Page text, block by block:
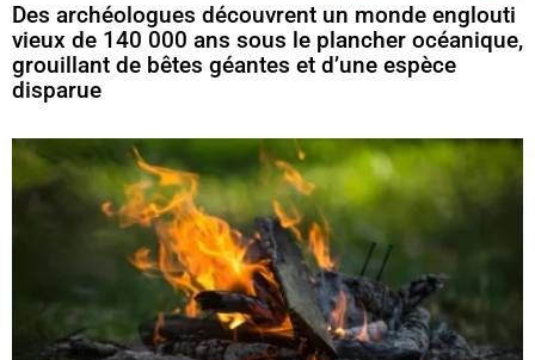
Des archéologues découvrent un monde englouti
vieux de 140 000 ans sous le plancher océanique,
grouillant de bêtes géantes et d’une espèce
disparue